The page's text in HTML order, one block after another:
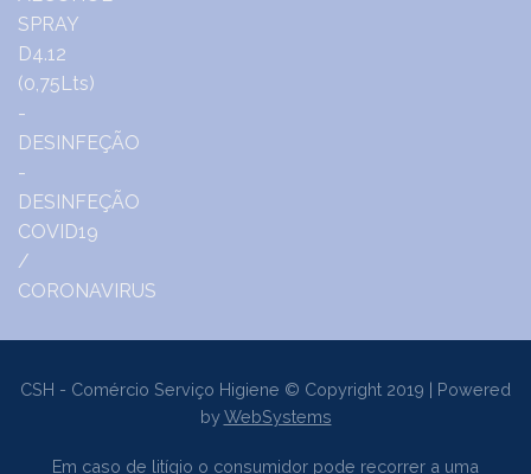
CSH - Comércio Serviço Higiene © Copyright 2019 | Powered
byWebSystems
Em caso de litígio o consumidor pode recorrer a uma